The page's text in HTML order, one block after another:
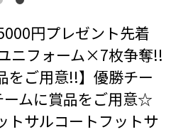
円プレゼント先着
ニフォーム×7枚争奪!!
をご用意!!】優勝チー
ムに賞品をご用意☆
トサルコートフットサ